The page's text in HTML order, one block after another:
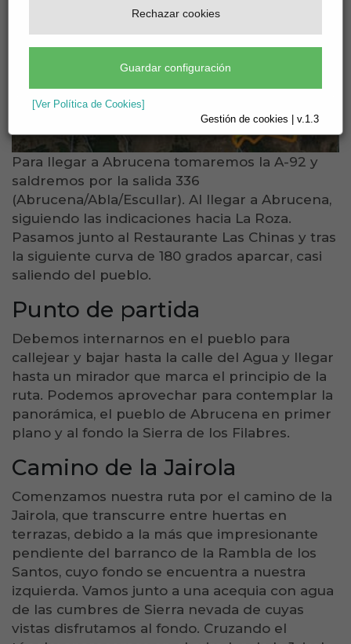
Rechazar cookies
Guardar configuración
[Ver Política de Cookies]
Gestión de cookies | v.1.3
Para llegar a Abrucena tomaremos la A-92 y
saldremos por la salida 336
(Abrucena/Abla/Escullar). Al llegar a Abrucena,
siguiendo las indicaciones hacia La Roza.
Pasamos junto al Restaurante Las Chinas y tras
la siguiente curva de 180 grados aparcar, casi
saliendo del pueblo.
Punto de partida
Debemos internarnos en el pueblo para
callejear y bajar hasta la calle del Agua y llegar
hasta un mirador que marca el principio de la
ruta. Podemos aprovechar para contemplar la
panorámica, el pueblo de Abrucena en primer
plano y al fondo la Sierra de los Filabres.
Camino de la Jairola
Comenzamos nuestra ruta por el camino de la
Jairola, que transcurre entre huertas en
terrazas, debido a la más que impresionante
pendiente del barranco de la Rambla de los
Santos, cuyo fondo se encuentra a nuestra
izquierda. Vamos junto a una acequia con agua
de las cumbres de Sierra nevada de cuyas
vistas disfrutamos al fondo. Cruzando el